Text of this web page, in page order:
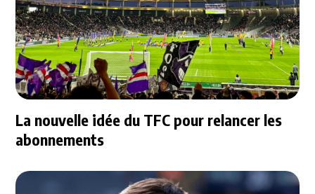
La nouvelle idée du TFC pour relancer les
abonnements